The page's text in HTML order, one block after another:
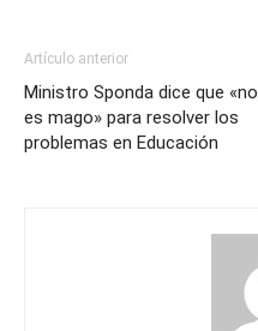
Artículo anterior
Ministro Sponda dice que «no
es mago» para resolver los
problemas en Educación